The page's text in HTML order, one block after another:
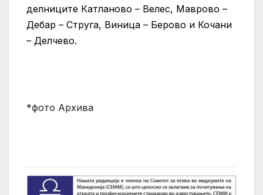
делниците Катланово – Велес, Маврово –
Дебар – Струга, Виница – Берово и Кочани
– Делчево.
*фото Архива